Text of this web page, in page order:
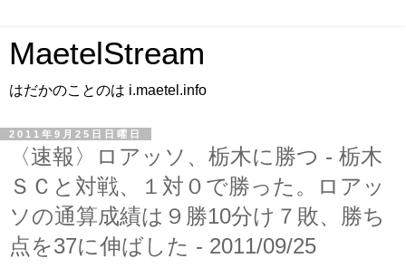
MaetelStream
はだかのことのは i.maetel.info
2011年9月25日日曜日
〈速報〉ロアッソ、栃木に勝つ - 栃木
ＳＣと対戦、１対０で勝った。ロアッ
ソの通算成績は９勝10分け７敗、勝ち
点を37に伸ばした - 2011/09/25